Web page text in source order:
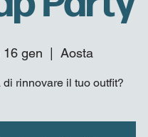
16 gen Aosta
rinnovare il tuo outfit?